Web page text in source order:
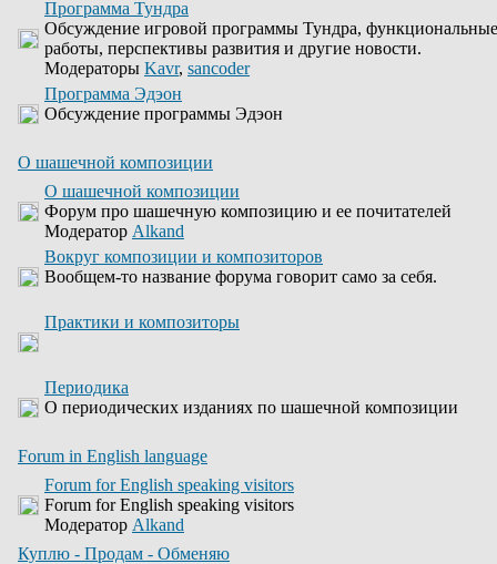
Программа Тундра
Обсуждение игровой программы Тундра,
работы, перспективы развития и другие новости.
Модераторы Kavr, sancoder
Программа Эдэон
Обсуждение программы Эдэон
О шашечной композиции
О шашечной композиции
Форум про шашечную композицию и ее почитателей
Модератор Alkand
Вокруг композиции и композиторов
Вообщем-то название форума говорит само за себя.
Практики и композиторы
Периодика
О периодических изданиях по шашечной композиции
Forum in English language
Forum for English speaking visitors
Forum for English speaking visitors
Модератор Alkand
Куплю - Продам - Обменяю